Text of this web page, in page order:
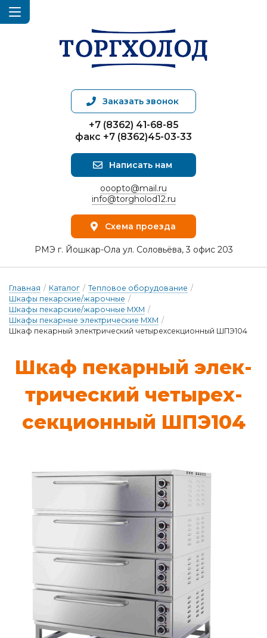
Заказать звонок
+7 (8362) 41-68-85
факс +7 (8362)45-03-33
Написать нам
ooopto@mail.ru
info@torgholod12.ru
Схема проезда
РМЭ г. Йошкар-Ола ул. Соловьёва, 3 офис 203
Главная / Каталог / Тепловое оборудование /
Шкафы пекарские/жарочные /
Шкафы пекарские/жарочные МХМ /
Шкафы пекарные электрические МХМ /
Шкаф пекарный электрический четырехсекционный ШПЭ104
Шкаф пе­кар­ный э­лек­
три­чес­кий че­ты­рех­
секци­он­ный ШПЭ104